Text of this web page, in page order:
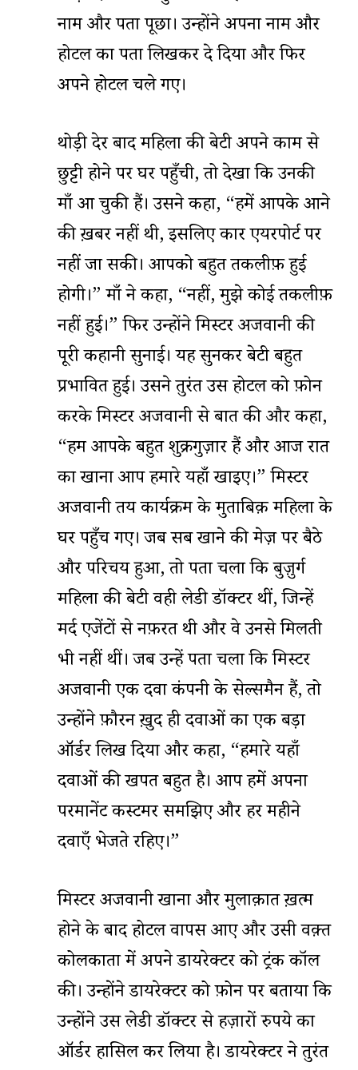
नाम और पता पूछा। उन्होंने अपना नाम और
होटल का पता लिखकर दे दिया और फिर
अपने होटल चले गए।
थोड़ी देर बाद महिला की बेटी अपने काम से
छुट्टी होने पर घर पहुँची, तो देखा कि उनकी
माँ आ चुकी हैं। उसने कहा, “हमें आपके आने
की ख़बर नहीं थी, इसलिए कार एयरपोर्ट पर
नहीं जा सकी। आपको बहुत तकलीफ़ हुई
होगी।” माँ ने कहा, “नहीं, मुझे कोई तकलीफ़
नहीं हुई।” फिर उन्होंने मिस्टर अजवानी की
पूरी कहानी सुनाई। यह सुनकर बेटी बहुत
प्रभावित हुई। उसने तुरंत उस होटल को फ़ोन
करके मिस्टर अजवानी से बात की और कहा,
“हम आपके बहुत शुक्रगुज़ार हैं और आज रात
का खाना आप हमारे यहाँ खाइए।” मिस्टर
अजवानी तय कार्यक्रम के मुताबिक़ महिला के
घर पहुँच गए। जब सब खाने की मेज़ पर बैठे
और परिचय हुआ, तो पता चला कि बुज़ुर्ग
महिला की बेटी वही लेडी डॉक्टर थीं, जिन्हें
मर्द एजेंटों से नफ़रत थी और वे उनसे मिलती
भी नहीं थीं। जब उन्हें पता चला कि मिस्टर
अजवानी एक दवा कंपनी के सेल्समैन हैं, तो
उन्होंने फ़ौरन ख़ुद ही दवाओं का एक बड़ा
ऑर्डर लिख दिया और कहा, “हमारे यहाँ
दवाओं की खपत बहुत है। आप हमें अपना
परमानेंट कस्टमर समझिए और हर महीने
दवाएँ भेजते रहिए।”
मिस्टर अजवानी खाना और मुलाक़ात ख़त्म
होने के बाद होटल वापस आए और उसी वक़्त
कोलकाता में अपने डायरेक्टर को ट्रंक कॉल
की। उन्होंने डायरेक्टर को फ़ोन पर बताया कि
उन्होंने उस लेडी डॉक्टर से हज़ारों रुपये का
ऑर्डर हासिल कर लिया है। डायरेक्टर ने तुरंत